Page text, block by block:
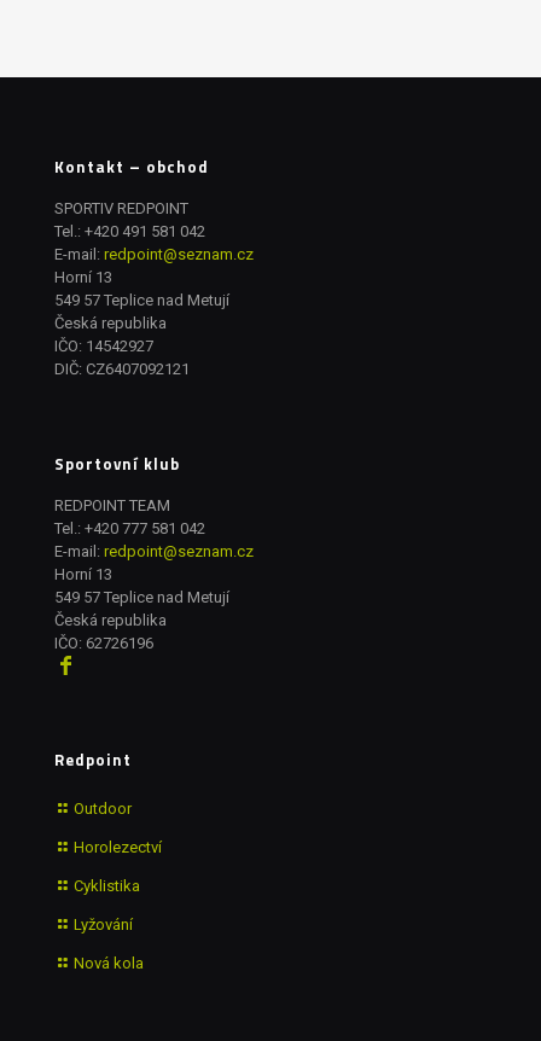
Kontakt – obchod
SPORTIV REDPOINT
Tel.: +420 491 581 042
E-mail: redpoint@seznam.cz
Horní 13
549 57 Teplice nad Metují
Česká republika
IČO: 14542927
DIČ: CZ6407092121
Sportovní klub
REDPOINT TEAM
Tel.: +420 777 581 042
E-mail: redpoint@seznam.cz
Horní 13
549 57 Teplice nad Metují
Česká republika
IČO: 62726196
Redpoint
Outdoor
Horolezectví
Cyklistika
Lyžování
Nová kola